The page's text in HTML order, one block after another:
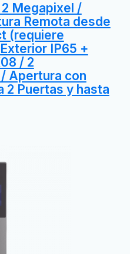
Megapixel /
Remota desde
(requiere
IP65 +
/ 2
Apertura con
2 Puertas y hasta